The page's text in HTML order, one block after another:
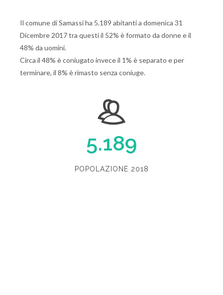
Il comune di Samassi ha 5.189 abitanti a domenica 31
Dicembre 2017 tra questi il 52% è formato da donne e il
48% da uomini.
Circa il 48% è coniugato invece il 1% è separato e per
terminare, il 8% è rimasto senza coniuge.
5.189
POPOLAZIONE 2018